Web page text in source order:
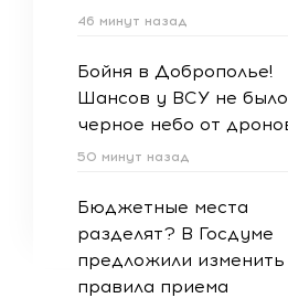
46 минут назад
Бойня в Доброполье!
Шансов у ВСУ не
черное небо от
50 минут назад
Бюджетные места
разделят? В Госдуме
предложили изменить
правила приема